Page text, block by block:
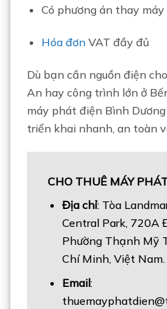
Có phương án thay máy
Hóa đơnVAT đầy đủ
Dù bạn cần nguồn điện
An hay công trình lớn ở
máy phát điện Bình
triển khai nhanh, an toàn
CHO THUÊ MÁY
Địa chỉ: Tòa
Central Park, 720A
Phường Thạnh Mỹ
Chí Minh, Việt Nam.
Email: